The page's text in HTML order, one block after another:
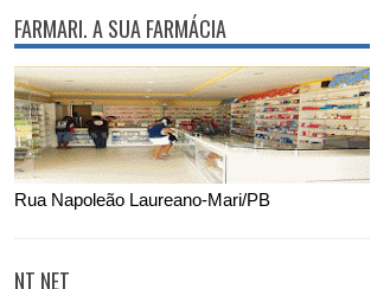
FARMARI. A SUA FARMÁCIA
Rua Napoleão Laureano-Mari/PB
NT NET